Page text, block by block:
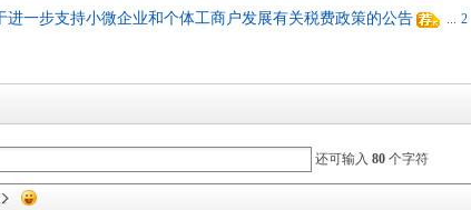
进一步支持小微企业和个体工商户发展有关税费政策的公告 ... 2
还可输入 80 个字符